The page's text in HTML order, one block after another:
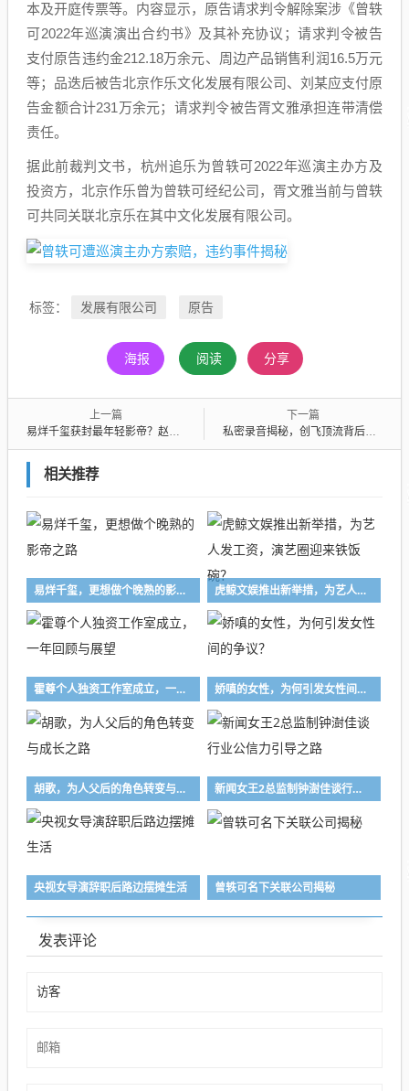
本及开庭传票等。内容显示，原告请求判令解除案涉《曾轶
可2022年巡演演出合约书》及其补充协议；请求判令被告
支付原告违约金212.18万余元、周边产品销售利润16.5万元
等；品迭后被告北京作乐文化发展有限公司、刘某应支付原
告金额合计231万余元；请求判令被告胥文雅承担连带清偿
责任。
据此前裁判文书，杭州追乐为曾轶可2022年巡演主办方及
投资方，北京作乐曾为曾轶可经纪公司，胥文雅当前与曾轶
可共同关联北京乐在其中文化发展有限公司。
标签： 发展有限公司 原告
海报 阅读 分享
上一篇
易烊千玺获封最年轻影帝？赵露思抑郁症康复进展，于正批评王家卫，钟嘉欣遭遇骗婚风波，女星前任面前玩暧昧风波揭秘
下一篇
私密录音揭秘，创飞顶流背后的真相
相关推荐
易烊千玺，更想做个晚熟的影帝之路 虎鲸文娱推出新举措，为艺人发工资，演艺圈迎来铁饭碗？
霍尊个人独资工作室成立，一年回顾与展望 娇嗔的女性，为何引发女性间的争议？
胡歌，为人父后的角色转变与成长之路 新闻女王2总监制钟澍佳谈行业公信力引导之路
央视女导演辞职后路边摆摊生活 曾轶可名下关联公司揭秘
发表评论